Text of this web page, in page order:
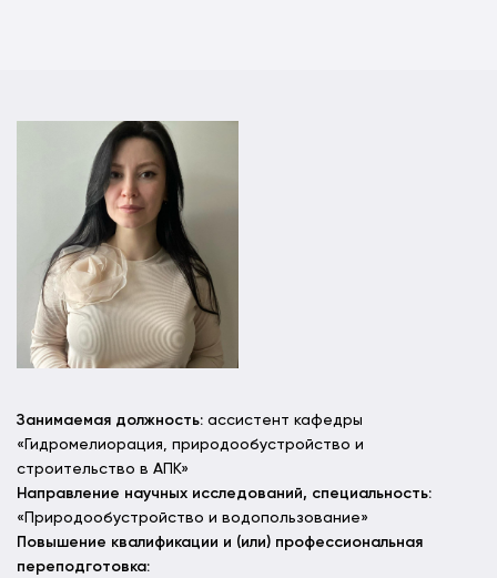
Занимаемая должность: ассистент кафедры
«Гидромелиорация, природообустройство и
строительство в АПК»
Направление научных исследований, специальность:
«Природообустройство и водопользование»
Повышение квалификации и (или) профессиональная
переподготовка: